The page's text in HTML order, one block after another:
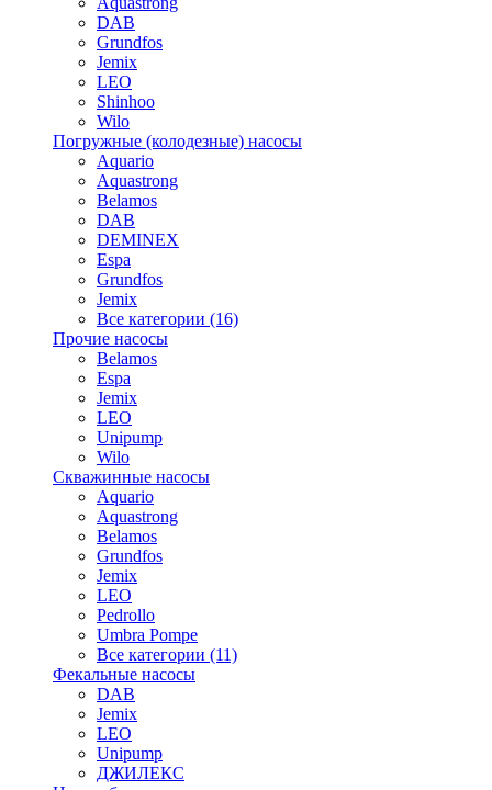
DAB
Grundfos
Jemix
LEO
Shinhoo
Wilo
Погружные (колодезные) насосы
Aquario
Aquastrong
Belamos
DAB
DEMINEX
Espa
Grundfos
Jemix
Все категории (16)
Прочие насосы
Belamos
Espa
Jemix
LEO
Unipump
Wilo
Скважинные насосы
Aquario
Aquastrong
Belamos
Grundfos
Jemix
LEO
Pedrollo
Umbra Pompe
Все категории (11)
Фекальные насосы
DAB
Jemix
LEO
Unipump
ДЖИЛЕКС